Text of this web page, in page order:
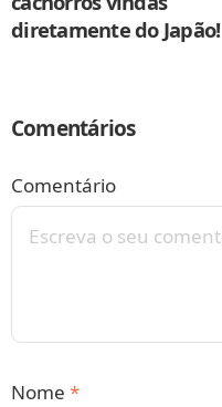
diretamente do Japão!
Comentários
Comentário
Nome *